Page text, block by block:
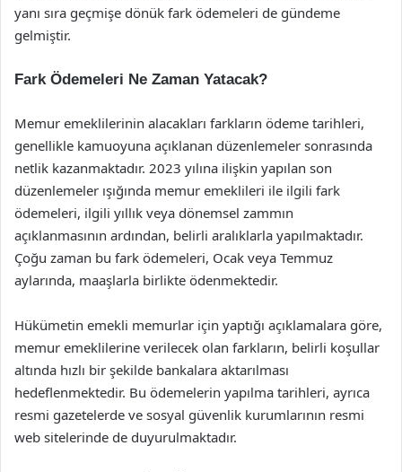
yanı sıra geçmişe dönük fark ödemeleri de gündeme
gelmiştir.
Fark Ödemeleri Ne Zaman Yatacak?
Memur emeklilerinin alacakları farkların ödeme tarihleri,
genellikle kamuoyuna açıklanan düzenlemeler sonrasında
netlik kazanmaktadır. 2023 yılına ilişkin yapılan son
düzenlemeler ışığında memur emeklileri ile ilgili fark
ödemeleri, ilgili yıllık veya dönemsel zammın
açıklanmasının ardından, belirli aralıklarla yapılmaktadır.
Çoğu zaman bu fark ödemeleri, Ocak veya Temmuz
aylarında, maaşlarla birlikte ödenmektedir.
Hükümetin emekli memurlar için yaptığı açıklamalara göre,
memur emeklilerine verilecek olan farkların, belirli koşullar
altında hızlı bir şekilde bankalara aktarılması
hedeflenmektedir. Bu ödemelerin yapılma tarihleri, ayrıca
resmi gazetelerde ve sosyal güvenlik kurumlarının resmi
web sitelerinde de duyurulmaktadır.